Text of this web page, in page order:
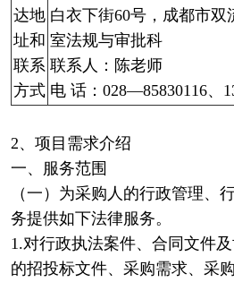
达地
址和
联系
方式
白衣下街60号，成都市双
室法规与审批科
联系人：陈老师
电 话：028—85830116、
2、项目需求介绍
一、服务范围
（一）为采购人的行政管理、
务提供如下法律服务。
1.对行政执法案件、合同文件
的招投标文件、采购需求、采